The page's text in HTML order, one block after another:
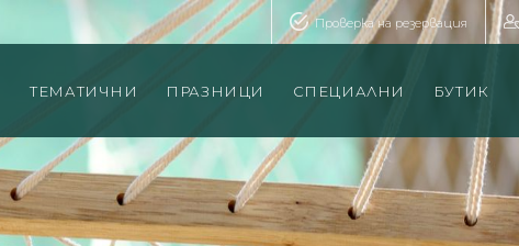
Проверка на резервация
ТЕМАТИЧНИ ПРАЗНИЦИ СПЕЦИАЛНИ БУТИК